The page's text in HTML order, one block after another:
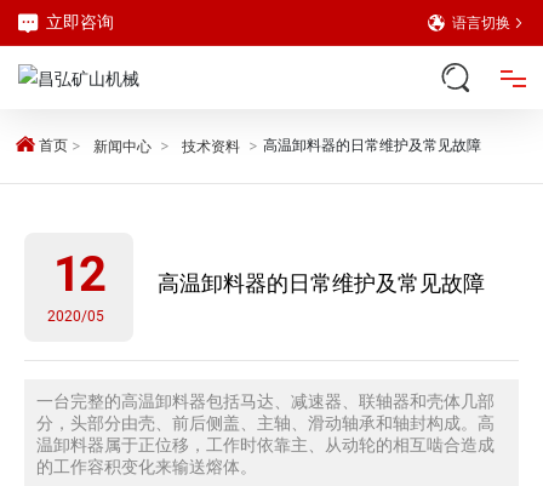
立即咨询 语言切换
网站首页
解决方案
关于我们
新闻中心
首页 新闻中心 技术资料 高温卸料器的日常维护及常见故障
12
2020/05
高温卸料器的日常维护及常见故障
一台完整的高温卸料器包括马达、减速器、联轴器和壳体几部
分，头部分由壳、前后侧盖、主轴、滑动轴承和轴封构成。高
温卸料器属于正位移，工作时依靠主、从动轮的相互啮合造成
的工作容积变化来输送熔体。